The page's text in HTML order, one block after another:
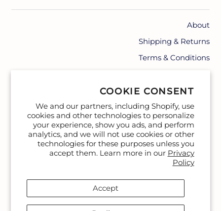
COOKIE CONSENT
We and our partners, including Shopify, use
cookies and other technologies to personalize
your experience, show you ads, and perform
analytics, and we will not use cookies or other
technologies for these purposes unless you
accept them. Learn more in our Privacy
Policy
Accept
About
Shipping & Returns
Terms & Conditions